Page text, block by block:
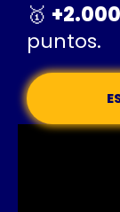
🥇‍
puntos.